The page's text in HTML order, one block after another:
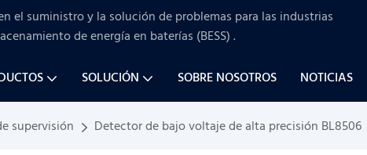
el suministro y la solución de problemas para las industrias
de energía en baterías (BESS).
SOLUCIÓN SOBRE NOSOTROS NOTICIAS
supervisión Detector de bajo voltaje de alta precisión BL8506